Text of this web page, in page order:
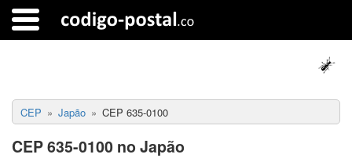
CEP Japão CEP 635-0100
CEP 635-0100 no Japão